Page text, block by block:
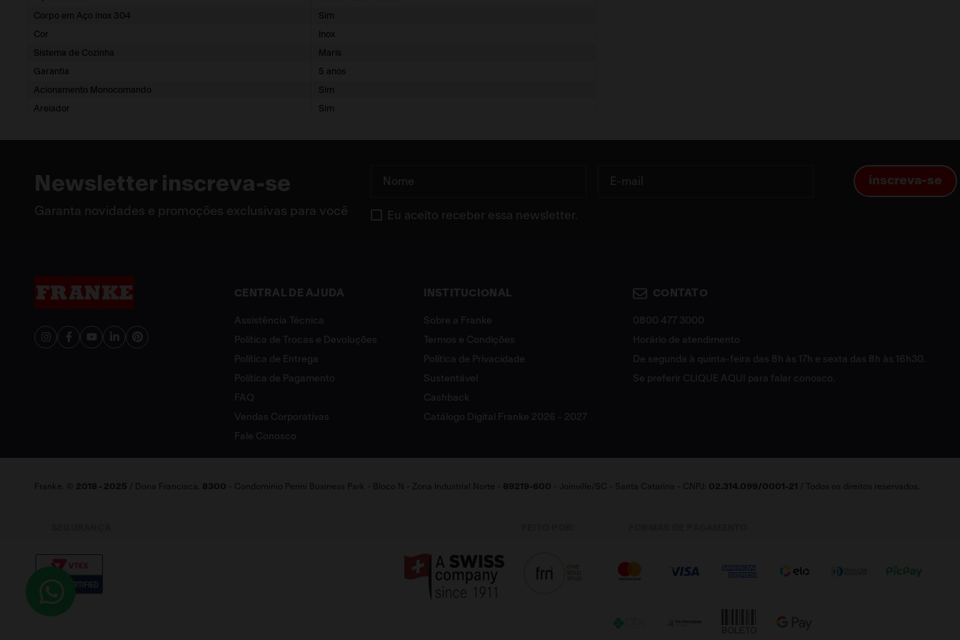
Corpo em Aço inox 304 Sim
Cor Inox
Sistema de Cozinha Maris
Garantia 5 anos
Acionamento Monocomando Sim
Arejador Sim
Newsletter inscreva-se
Garanta novidades e promoções exclusivas para você
inscreva-se
Eu aceito receber essa newsletter.
CENTRAL DE AJUDA
Assistência Técnica
Política de Trocas e Devoluções
Política de Entrega
Política de Pagamento
FAQ
Vendas Corporativas
Fale Conosco
INSTITUCIONAL
Sobre a Franke
Termos e Condições
Política de Privacidade
Sustentável
Cashback
Catálogo Digital Franke 2026 - 2027
CONTATO
0800 477 3000
Horário de atendimento
De segunda à quinta-feira das 8h às 17h e sexta das 8h às 16h30.
Se preferir CLIQUE AQUI para falar conosco.
Franke. © 2018 - 2025 / Dona Francisca, 8300 - Condominio Perini Business Park - Bloco N - Zona Industrial Norte - 89219-600 - Joinville/SC - Santa Catarina - CNPJ: 02.314.099/0001-21 / Todos os direitos reservados.